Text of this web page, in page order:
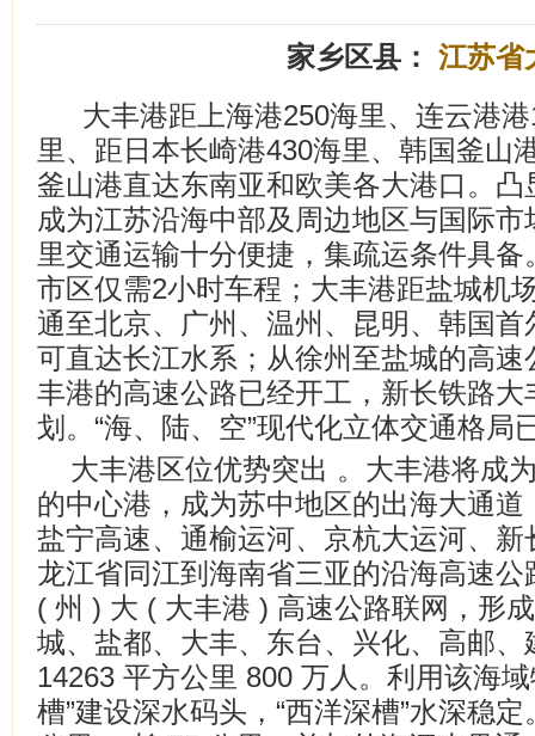
家乡区县： 江苏省
大丰港距上海港250海里、连云港
里、距日本长崎港430海里、韩国釜山
釜山港直达东南亚和欧美各大港口。
成为江苏沿海中部及周边地区与国际
里交通运输十分便捷，集疏运条件具
市区仅需2小时车程；大丰港距盐城机
通至北京、广州、温州、昆明、韩国
可直达长江水系；从徐州至盐城的高
丰港的高速公路已经开工，新长铁路
划。“海、陆、空”现代化立体交通格局
大丰港区位优势突出 。大丰港将成
的中心港，成为苏中地区的出海大通
盐宁高速、通榆运河、京杭大运河、
龙江省同江到海南省三亚的沿海高速公
( 州 ) 大 ( 大丰港 ) 高速公路联网，形
城、盐都、大丰、东台、兴化、高邮
14263 平方公里 800 万人。利用该海
槽”建设深水码头，“西洋深槽”水深稳